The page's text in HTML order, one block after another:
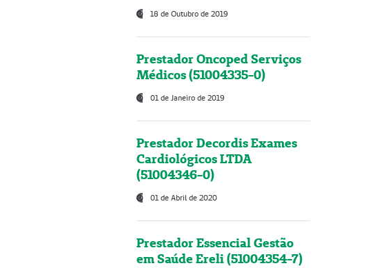
18 de Outubro de 2019
Prestador Oncoped Serviços
Médicos (51004335-0)
01 de Janeiro de 2019
Prestador Decordis Exames
Cardiológicos LTDA
(51004346-0)
01 de Abril de 2020
Prestador Essencial Gestão
em Saúde Ereli (51004354-7)